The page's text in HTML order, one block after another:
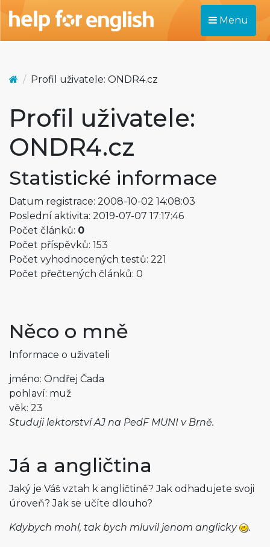
Menu
Profil uživatele: ONDR4.cz
Profil uživatele:
ONDR4.cz
Statistické informace
Datum registrace: 2008-10-02 14:08:03
Poslední aktivita: 2019-07-07 17:17:46
Počet článků: 0
Počet příspěvků: 153
Počet vyhodnocených testů: 221
Počet přečtených článků: 0
Něco o mně
Informace o uživateli
jméno: Ondřej Čada
pohlaví: muž
věk: 23
Studuji lektorství AJ na PedF MUNI v Brně.
Já a angličtina
Jaký je Váš vztah k angličtině? Jak odhadujete svoji
úroveň? Jak se učíte dlouho?
Kdybych mohl, tak bych mluvil jenom anglicky .